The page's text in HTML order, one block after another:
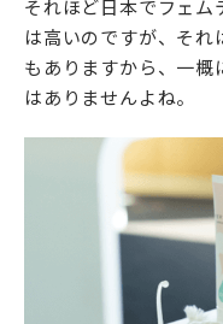
それほど日本でフェム
は高いのですが、それ
もありますから、一概
はありませんよね。